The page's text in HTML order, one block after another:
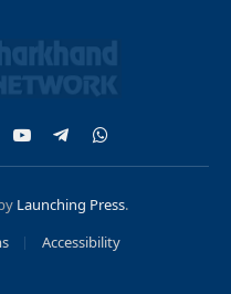
YouTubeTelegramWhatsApp
Launching Press.
Accessibility